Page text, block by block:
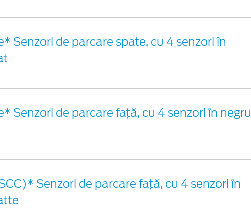
Senzori de parcare spate, cu 4 senzori în
Senzori de parcare față, cu 4 senzori în negru
Senzori de parcare faţă, cu 4 senzori în